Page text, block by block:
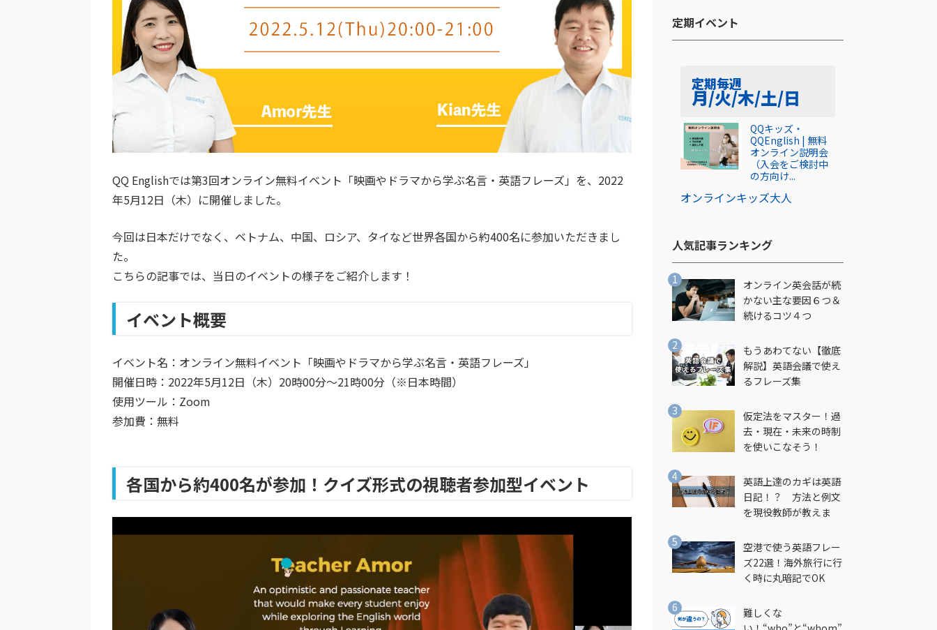
QQ Englishでは第3回オンライン無料イベント 「映画やドラマから学ぶ名言・英語フレーズ」 を、2022
年5月12日（木）に開催しました。
今回は日本だけでなく、ベトナム、中国、ロシア、タイなど世界各国から約400名に参加いただきまし
た。
こちらの記事では、当日のイベントの様子をご紹介します！
イベント概要
イベント名：オンライン無料イベント「映画やドラマから学ぶ名言・英語フレーズ」
開催日時：2022年5月12日（木）20時00分〜21時00分（※日本時間）
使用ツール：Zoom
参加費：無料
各国から約400名が参加！クイズ形式の視聴者参加型イベント​
定期イベント​
定期毎週
月/火/木/土/日
オンラインキッズ大人
QQキッズ・
QQEnglish | 無料
オンライン説明会
（入会をご検討中
の方向け...
人気記事ランキング​
オンライン英会話が続
かない主な要因６つ＆
続けるコツ４つ
もうあわてない【徹底
解説】英語会議で使え
るフレーズ集
仮定法をマスター！過
去・現在・未来の時制
を使いこなそう！
英語上達のカギは英語
日記！？ 方法と例文
を現役教師が教えま
空港で使う英語フレー
ズ22選！海外旅行に行
く時に丸暗記でOK
難しくな